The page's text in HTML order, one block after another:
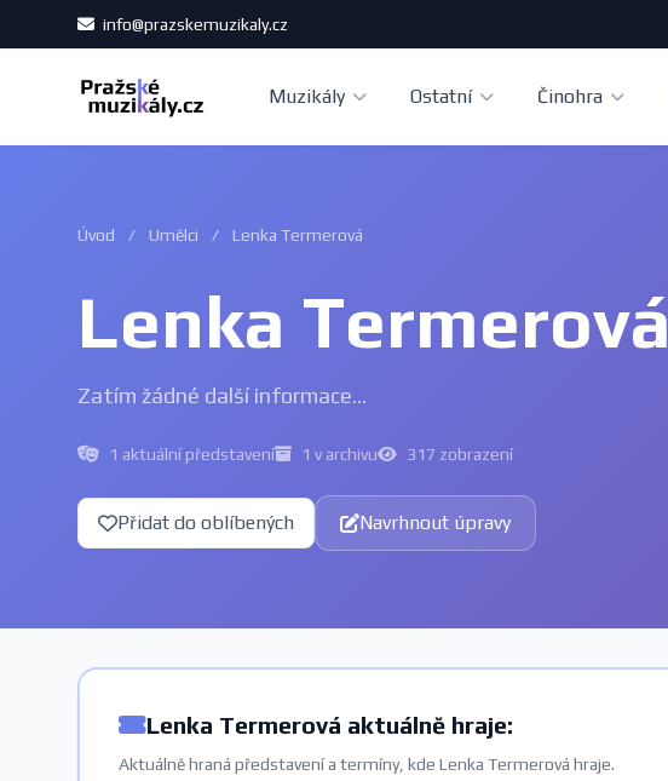
info@prazskemuzikaly.cz
Muzikály Ostatní Činohra
Úvod / Umělci / Lenka Termerová
Lenka Termerová
Zatím žádné další informace...
1 aktuální představení 1 v archivu 317 zobrazení
Přidat do oblíbených Navrhnout úpravy
Lenka Termerová aktuálně hraje:
Aktuálně hraná představení a termíny, kde Lenka Termerová hraje.